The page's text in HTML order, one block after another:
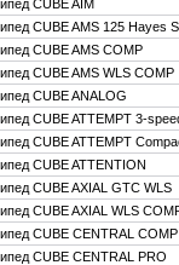
CUBE AIM
CUBE AMS 125 Hayes
CUBE AMS COMP
CUBE AMS WLS COMP
CUBE ANALOG
CUBE ATTEMPT 3-
CUBE ATTEMPT
CUBE ATTENTION
CUBE AXIAL GTC WLS
CUBE AXIAL WLS
CUBE CENTRAL
CUBE CENTRAL PRO